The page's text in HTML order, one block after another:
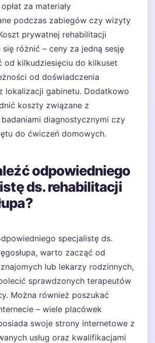
za materiały
podczas zabiegów czy wizyty
prywatnej rehabilitacji
różnić – ceny za jedną sesję
od kilkudziesięciu do kilkuset
od doświadczenia
lokalizacji gabinetu. Dodatkowo
koszty związane z
diagnostycznymi czy
do ćwiczeń domowych.
odpowiedniego
ds. rehabilitacji
specjalistę ds.
warto zacząć od
lub lekarzy rodzinnych,
sprawdzonych terapeutów
Można również poszukać
– wiele placówek
swoje strony internetowe z
usług oraz kwalifikacjami